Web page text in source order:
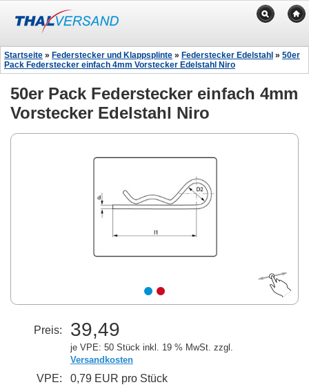
Startseite » Federstecker und Klappsplinte » Federstecker Edelstahl » 50er
Pack Federstecker einfach 4mm Vorstecker Edelstahl Niro
50er Pack Federstecker einfach 4mm
Vorstecker Edelstahl Niro
Preis: 39,49
je VPE: 50 Stück inkl. 19 % MwSt. zzgl.
Versandkosten
VPE:
0,79 EUR pro Stück